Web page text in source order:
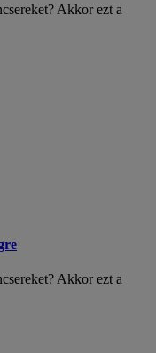
Akkor ezt a
Akkor ezt a